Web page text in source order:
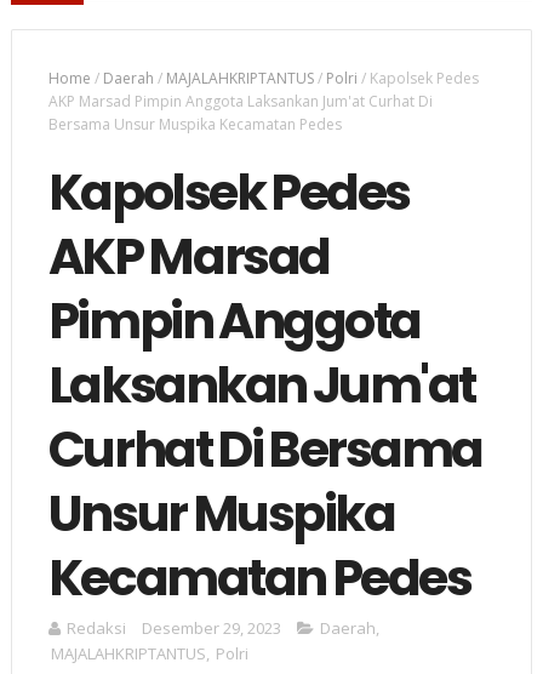
Home / Daerah / MAJALAHKRIPTANTUS/ Polri / Kapolsek Pedes
AKP Marsad Pimpin Anggota Laksankan Jum'at Curhat Di
Bersama Unsur Muspika Kecamatan Pedes
Kapolsek Pedes
AKP Marsad
Pimpin Anggota
Laksankan Jum'at
Curhat Di Bersama
Unsur Muspika
Kecamatan Pedes
Redaksi Desember 29, 2023 Daerah,
MAJALAHKRIPTANTUS, Polri